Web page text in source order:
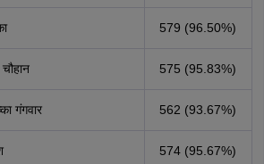
579 (96.50%)
575 (95.83%)
गंगवार 562 (93.67%)
574 (95.67%)